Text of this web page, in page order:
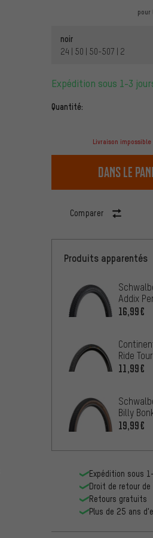
pour
noir
24 | 50 | 50-507 | 2
Expédition sous 1-3
Quantité:
Livraison
dans le
Comparer
Produits apparentés
Addix
pneu
16,99€
Ride
11,99€
Billy
19,99€
Expédition sous
Droit de retour de
Retours gratuits
Plus de 25 ans